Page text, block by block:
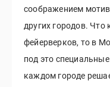
соображением
других городов. Что
фейерверков, то в
под это
каждом городе